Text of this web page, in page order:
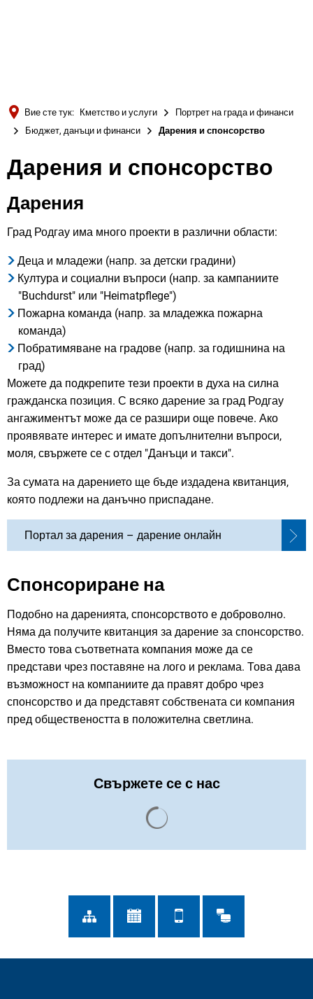
Русский
Вие сте тук: Кметство и услуги
Портрет на града и финанси
Бюджет, данъци и финанси
Дарения и спонсорство
Дарения и спонсорство
Дарения
Град Родгау има много проекти в различни области:
Деца и младежи (напр. за детски градини)
Култура и социални въпроси (напр. за кампаниите
"Buchdurst" или "Heimatpflege")
Пожарна команда (напр. за младежка пожарна
команда)
Побратимяване на градове (напр. за годишнина на
град)
Можете да подкрепите тези проекти в духа на силна
гражданска позиция. С всяко дарение за град Родгау
ангажиментът може да се разшири още повече. Ако
проявявате интерес и имате допълнителни въпроси,
моля, свържете се с отдел "Данъци и такси".
За сумата на дарението ще бъде издадена квитанция,
която подлежи на данъчно приспадане.
Портал за дарения – дарение онлайн
Спонсориране на
Подобно на даренията, спонсорството е доброволно.
Няма да получите квитанция за дарение за спонсорство.
Вместо това съответната компания може да се
представи чрез поставяне на лого и реклама. Това дава
възможност на компаниите да правят добро чрез
спонсорство и да представят собствената си компания
пред обществеността в положителна светлина.
Свържете се с нас